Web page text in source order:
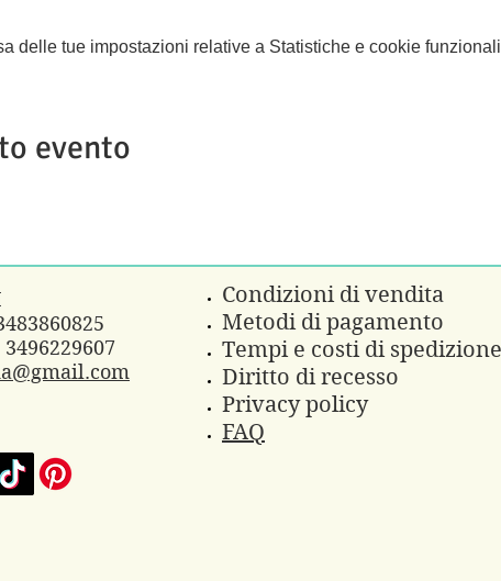
delle tue impostazioni relative a Statistiche e cookie
evento
Condizioni di vendita
Metodi di pagamento
Tempi e costi di spedizione
Diritto di recesso
Privacy policy
FAQ